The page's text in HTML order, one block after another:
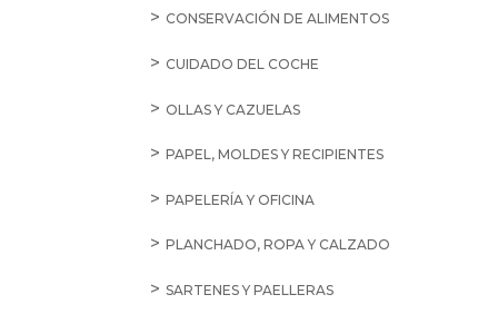
CONSERVACIÓN DE ALIMENTOS
CUIDADO DEL COCHE
OLLAS Y CAZUELAS
PAPEL, MOLDES Y RECIPIENTES
PAPELERÍA Y OFICINA
PLANCHADO, ROPA Y CALZADO
SARTENES Y PAELLERAS